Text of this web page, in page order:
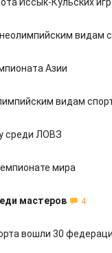
видам
Азии
видам
среди ЛОВЗ
мира
мастеров 4
вошли 30